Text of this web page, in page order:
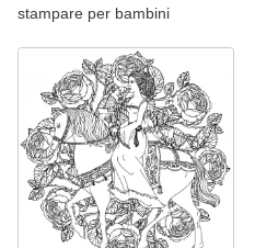
stampare per bambini